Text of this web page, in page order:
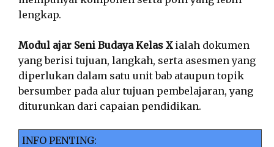
lengkap.
Modul ajar Seni Budaya Kelas Xialah dokumen
yang berisi tujuan, langkah, serta asesmen yang
diperlukan dalam satu unit bab ataupun topik
bersumber pada alur tujuan pembelajaran, yang
diturunkan dari capaian pendidikan.
INFO PENTING: